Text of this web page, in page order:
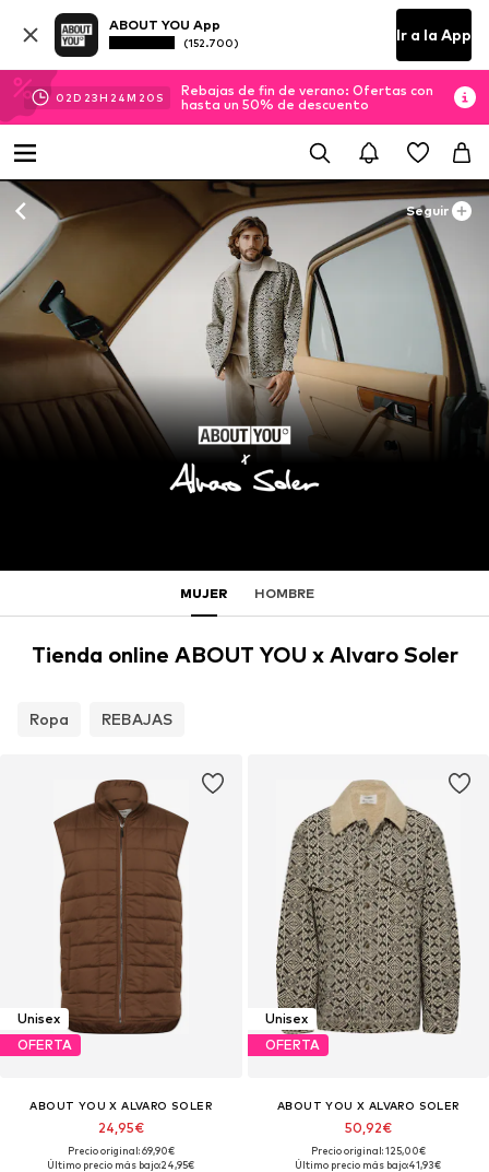
ABOUT YOU App
(152.700) Ir a la App
02D 23H 24M 20 S
Rebajas de fin de verano: Ofertas con
hasta un 50% de descuento
Seguir
MUJER HOMBRE
Tienda online ABOUT YOU x Alvaro Soler
Ropa REBAJAS
Unisex
OFERTA
ABOUT YOU X ALVARO SOLER
24,95€
Precio original: 69,90€
Último precio más bajo:24,95€
Unisex
OFERTA
ABOUT YOU X ALVARO SOLER
50,92€
Precio original: 125,00€
Último precio más bajo:41,93€